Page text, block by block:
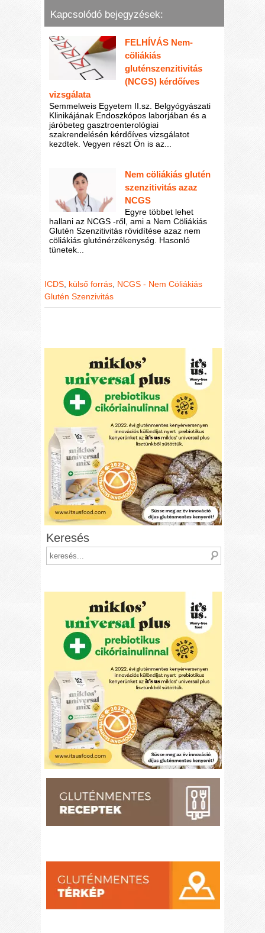
Kapcsolódó bejegyzések:
FELHÍVÁS Nem-
cöliákiás
gluténszenzitivitás
(NCGS) kérdőíves
vizsgálata
Semmelweis Egyetem II.sz. Belgyógyászati
Klinikájának Endoszkópos laborjában és a
járóbeteg gasztroenterológiai
szakrendelésén kérdőíves vizsgálatot
kezdtek. Vegyen részt Ön is az...
Nem cöliákiás glutén
szenzitivitás azaz
NCGS
Egyre többet lehet
hallani az NCGS -ről, ami a Nem Cöliákiás
Glutén Szenzitivitás rövidítése azaz nem
cöliákiás gluténérzékenység. Hasonló
tünetek...
ICDS külső forrás NCGS - Nem Cöliákiás
Glutén Szenzivitás
Keresés